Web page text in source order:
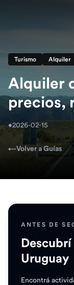
Turismo Alquiler
Alquiler
precios,
•2026-02-15
←Volver a Guías
ANTES DE
Uruguay
Encontrá